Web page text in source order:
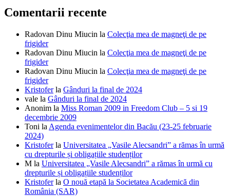
Comentarii recente
Radovan Dinu Miucin la Colecţia mea de magneţi de pe
frigider
Radovan Dinu Miucin la Colecţia mea de magneţi de pe
frigider
Radovan Dinu Miucin la Colecţia mea de magneţi de pe
frigider
Kristoferla Gânduri la final de 2024
vale la Gânduri la final de 2024
Anonim la Miss Roman 2009 in Freedom Club – 5 si 19
decembrie 2009
Toni la Agenda evenimentelor din Bacău (23-25 februarie
2024)
Kristoferla Universitatea „Vasile Alecsandri” a rămas în urmă
cu drepturile și obligațiile studenților
M la Universitatea „Vasile Alecsandri” a rămas în urmă cu
drepturile și obligațiile studenților
Kristoferla O nouă etapă la Societatea Academică din
România (SAR)